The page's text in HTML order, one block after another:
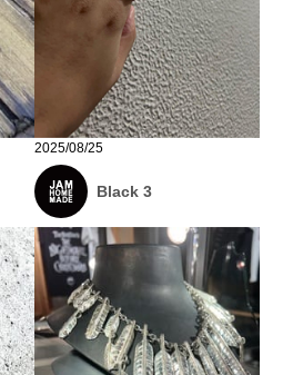
2025/08/25
Black 3